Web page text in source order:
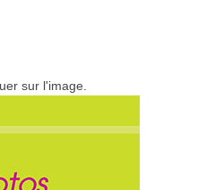
sur l'image.